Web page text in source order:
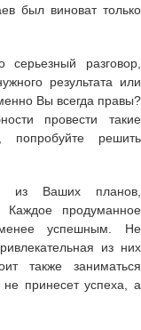
был виноват только
серьезный разговор,
результата или
Вы всегда правы?
провести такие
попробуйте решить
из Ваших планов,
Каждое продуманное
успешным. Не
из них
также заниматься
принесет успеха, а